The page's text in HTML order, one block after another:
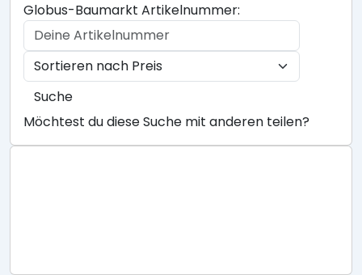
Globus-Baumarkt Artikelnummer:
Suche
Möchtest du diese Suche mit anderen teilen?